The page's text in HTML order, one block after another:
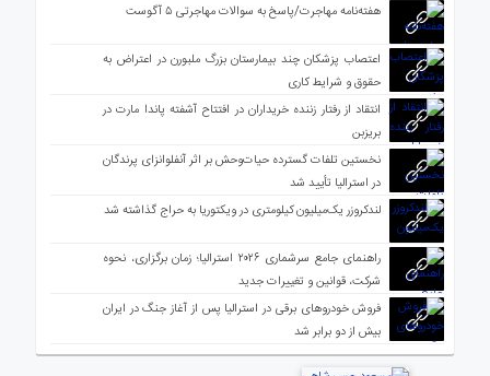
هفته‌نامه مهاجرت/پاسخ به سوالات مهاجرتی ۵ آگوست
اعتصاب پزشکان چند بیمارستان بزرگ ملبورن در اعتراض به
حقوق و شرایط کاری
انتقاد از رفتار زننده خریداران در افتتاح آشفته پاندا مارت در
بریزبن
نخستین تلفات گسترده حیات‌وحش بر اثر آنفلوانزای پرندگان
در استرالیا تأیید شد
لندکروزر یک‌میلیون کیلومتری در ویکتوریا به حراج گذاشته شد
راهنمای جامع سرشماری ۲۰۲۶ استرالیا؛ زمان برگزاری، نحوه
شرکت، قوانین و تغییرات جدید
فروش خودروهای برقی در استرالیا پس از آغاز جنگ در ایران
بیش از دو برابر شد